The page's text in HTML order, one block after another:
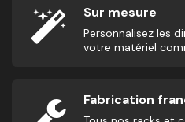
Sur mesure
Personnalisez les
votre matériel
Fabrication